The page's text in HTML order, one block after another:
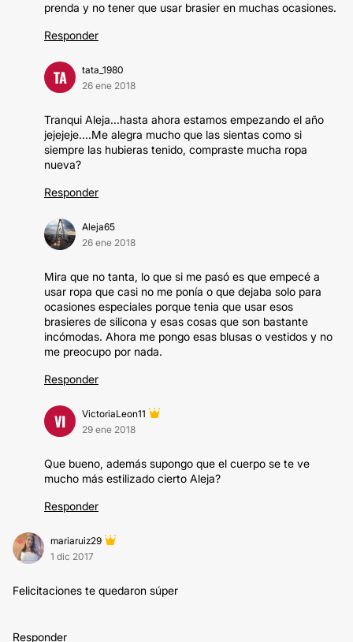
prenda y no tener que usar brasier en muchas ocasiones.
Responder
TA
tata_1980
26 ene 2018
Tranqui Aleja...hasta ahora estamos empezando el año
jejejeje....Me alegra mucho que las sientas como si
siempre las hubieras tenido, compraste mucha ropa
nueva?
Responder
Aleja65
26 ene 2018
Mira que no tanta, lo que si me pasó es que empecé a
usar ropa que casi no me ponía o que dejaba solo para
ocasiones especiales porque tenia que usar esos
brasieres de silicona y esas cosas que son bastante
incómodas. Ahora me pongo esas blusas o vestidos y no
me preocupo por nada.
Responder
VI
VictoriaLeon11
29 ene 2018
Que bueno, además supongo que el cuerpo se te ve
mucho más estilizado cierto Aleja?
Responder
mariaruiz29
1 dic 2017
Felicitaciones te quedaron súper
Responder